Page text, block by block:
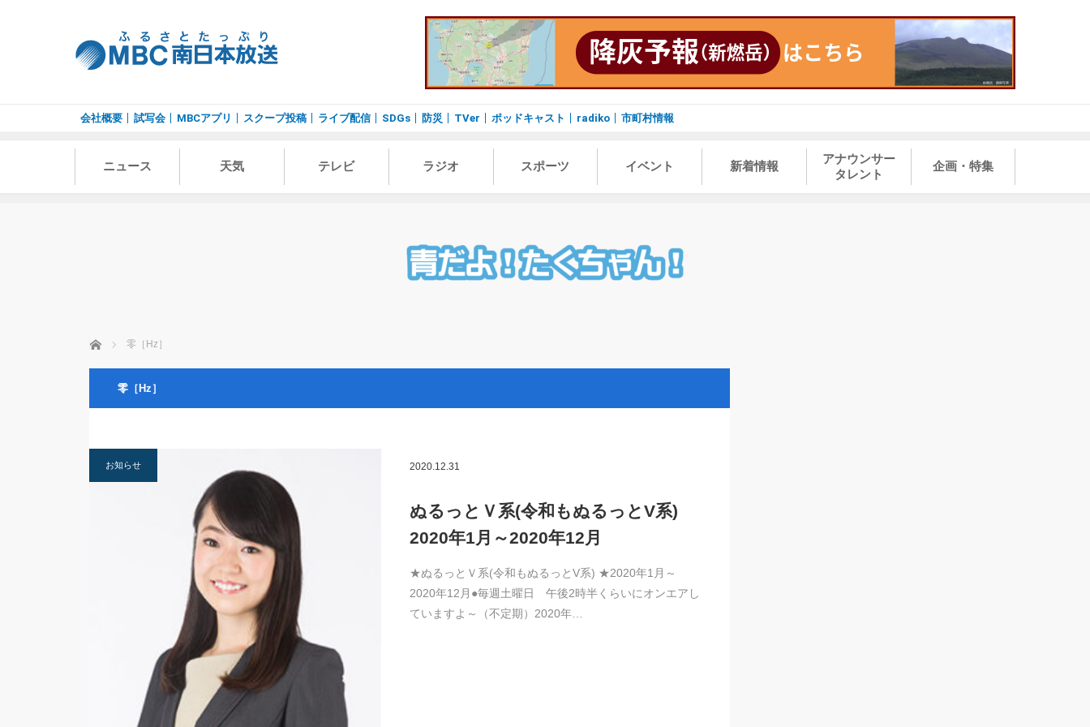
会社概要 試写会 MBCアプリ スクープ投稿 ライブ配信 SDGs 防災 TVer ポッドキャスト radiko 市町村情報
ニュース 天気 テレビ ラジオ スポーツ イベント 新着情報
アナウンサー
タレント
企画・特集
ホーム 零［Hz］
零［Hz］
お知らせ 2020.12.31
ぬるっとＶ系(令和もぬるっとV系)
2020年1月～2020年12月
★ぬるっとＶ系(令和もぬるっとV系) ★2020年1月～
2020年12月●毎週土曜日 午後2時半くらいにオンエアし
ていますよ～（不定期）2020年…